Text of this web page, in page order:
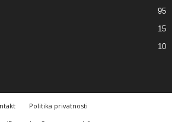
95
15
10
Politika privatnosti